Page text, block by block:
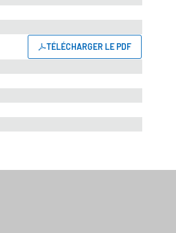
TÉLÉCHARGER LE PDF